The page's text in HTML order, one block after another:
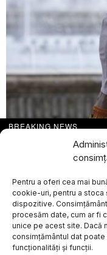
Pentru a oferi cea mai
cookie-uri, pentru a
dispozitive.
procesăm date, cum ar fi
unice pe acest site. Dacă
consimțământul dat
funcționalități și funcții.
Distribuția inegală a
dulce la nivel global:
ACTUALE
Despre Politica de
BREAKING NEWS
mesaje
nouă
militară
să
publică